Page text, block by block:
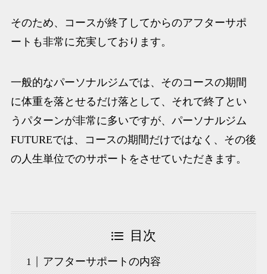
そのため、コースが終了してからのアフターサポ
ートも非常に充実しております。
一般的なパーソナルジムでは、そのコースの期間
に体重を落とせるだけ落として、それで終了とい
うパターンが非常に多いですが、パーソナルジム
FUTUREでは、コースの期間だけではなく、その後
の人生単位でのサポートをさせていただきます。
目次
アフターサポートの内容